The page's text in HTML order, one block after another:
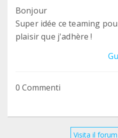
Bonjour
Super idée ce teaming
plaisir que j'adhère !
0 Commenti
Visita il